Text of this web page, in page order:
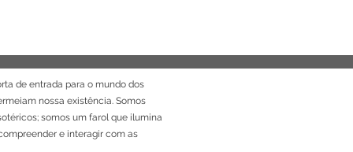
de entrada para o mundo dos
nossa existência. Somos
somos um farol que ilumina
e interagir com as